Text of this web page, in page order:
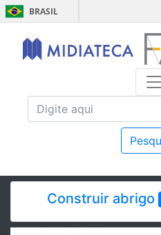
BRASIL
Construir abrigo